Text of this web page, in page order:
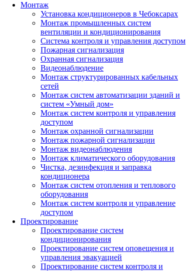
Монтаж
Установка кондиционеров в Чебоксарах
Монтаж промышленных систем
вентиляции и кондиционирования
Система контроля и управления доступом
Пожарная сигнализация
Охранная сигнализация
Видеонаблюдение
Монтаж структурированных кабельных
сетей
Монтаж систем автоматизации зданий и
систем «Умный дом»
Монтаж систем контроля и управления
доступом
Монтаж охранной сигнализации
Монтаж пожарной сигнализации
Монтаж видеонаблюдения
Монтаж климатического оборудования
Чистка, дезинфекция и заправка
кондиционера
Монтаж систем отопления и теплового
оборудования
Монтаж систем контроля и управление
доступом
Проектирование
Проектирование систем
кондиционирования
Проектирование систем оповещения и
управления эвакуацией
Проектирование систем контроля и